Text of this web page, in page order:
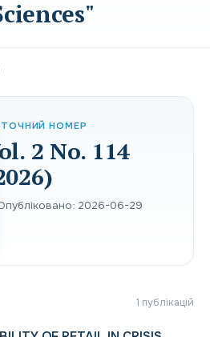
НОМЕР
2 No. 114
2026-06-29
1 публікацій